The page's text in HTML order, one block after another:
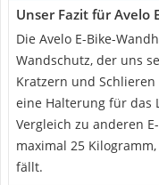
Unser Fazit für Avelo
Die Avelo E-Bike-
Wandschutz, der uns
Kratzern und
eine Halterung für das
Vergleich zu anderen
maximal 25
fällt.